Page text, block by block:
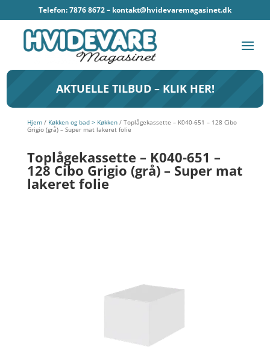
Telefon: 7876 8672 – kontakt@hvidevaremagasinet.dk
AKTUELLE TILBUD – KLIK HER!
Hjem/ Køkken og bad > Køkken/ Toplågekassette – K040-651 – 128 Cibo
Grigio (grå) – Super mat lakeret folie
Toplågekassette – K040-651 –
128 Cibo Grigio (grå) – Super mat
lakeret folie